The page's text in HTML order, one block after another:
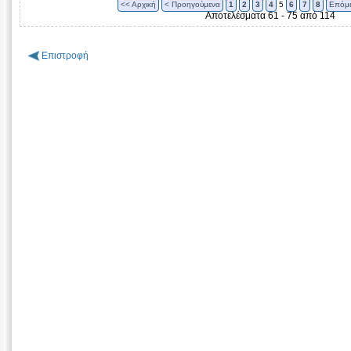
<< Αρχική < Προηγούμενα 1 2 3 4 5 6 7 8
Αποτελέσματα 61 - 75 από 114
Επιστροφή